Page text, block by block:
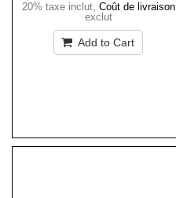
20% taxe inclut, Coût de livraison
exclut
Add to Cart